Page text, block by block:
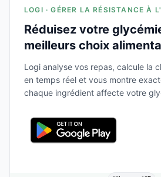
LOGI · GÉRER LA RÉSISTANCE À
Réduisez votre
meilleurs choix
Logi analyse vos repas, calcule la
en temps réel et vous montre
chaque ingrédient affecte votre